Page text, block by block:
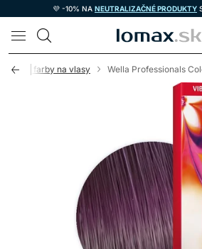
💜 -10% NA NEUTRALIZAČNÉ PRODUKTY
LOMAX
farby na vlasy Wella Professionals